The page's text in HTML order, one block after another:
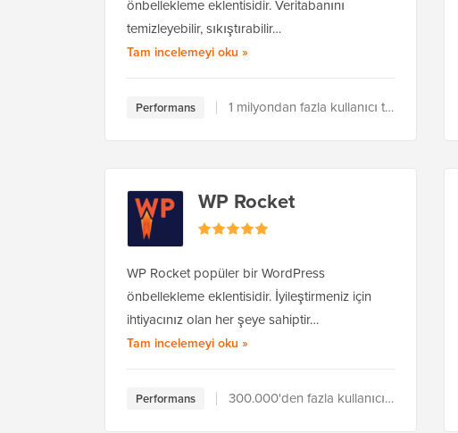
önbellekleme eklentisidir. Veritabanını
temizleyebilir, sıkıştırabilir…
Tam incelemeyi oku WP-Optimize hakkında
»
Performans 1 milyondan fazla kullanıcı tarafından kullanılıyor
WP Rocket
WP Rocket popüler bir WordPress
önbellekleme eklentisidir. İyileştirmeniz için
ihtiyacınız olan her şeye sahiptir…
Tam incelemeyi oku WP Rocket hakkında
»
Performans 300.000'den fazla kullanıcı tarafından kullanılıyor